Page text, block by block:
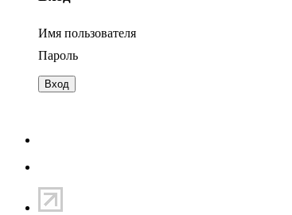
Имя пользователя
Пароль